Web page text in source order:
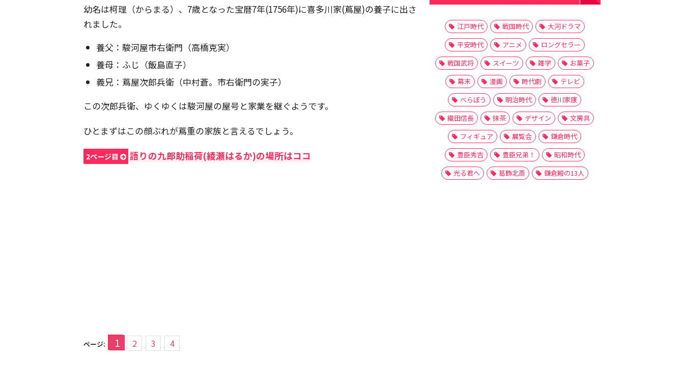
幼名は柯理（からまる）、7歳となった宝暦7年(1756年)に喜多川家(蔦屋)の養子に出さ
れました。
養父：駿河屋市右衛門（高橋克実）
養母：ふじ（飯島直子）
義兄：蔦屋次郎兵衛（中村蒼。市右衛門の実子）
この次郎兵衛、ゆくゆくは駿河屋の屋号と家業を継ぐようです。
ひとまずはこの顔ぶれが蔦重の家族と言えるでしょう。
2ページ目 語りの九郎助稲荷(綾瀬はるか)の場所はココ
ページ: 1 2 3 4
江戸時代 戦国時代
大河ドラマ
平安時代
アニメ
ロングセラー
戦国武将
スイーツ 雑学
お菓子
幕末
漫画 時代劇
テレビ
べらぼう
明治時代
徳川家康
織田信長
抹茶 デザイン
文房具
フィギュア
展覧会
鎌倉時代
豊臣秀吉
豊臣兄弟！
昭和時代
光る君へ
葛飾北斎 鎌倉殿の13人